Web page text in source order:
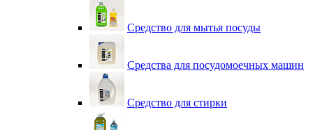
Средство для мытья посуды
Средства для посудомоечных машин
Средство для стирки